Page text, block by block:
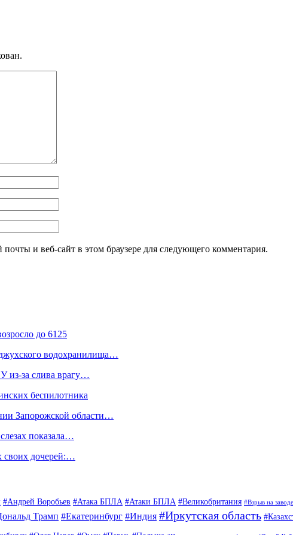
и веб-сайт в этом браузере для следующего комментария.
до 6125
водохранилища…
из-за слива врагу…
беспилотника
Запорожской области…
показала…
своих дочерей:…
#Андрей Воробьев #Атака БПЛА #Атаки БПЛА #Великобритания #Взрыв на
Трамп #Екатеринбург #Индия #Иркутская область